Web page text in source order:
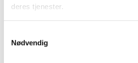
deres tjenester.
Nødvendig
kommunale lejemål i almene